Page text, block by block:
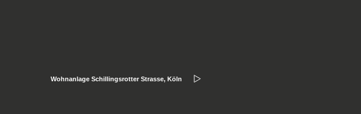
Wohnanlage Schillingsrotter Strasse, Köln